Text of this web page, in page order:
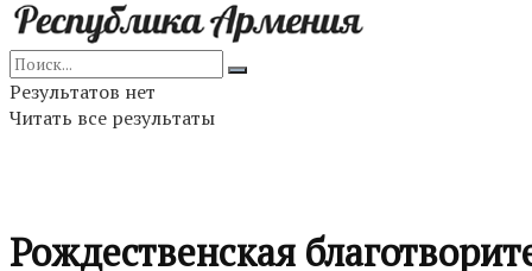
Результатов нет
Читать все результаты
Рождественская